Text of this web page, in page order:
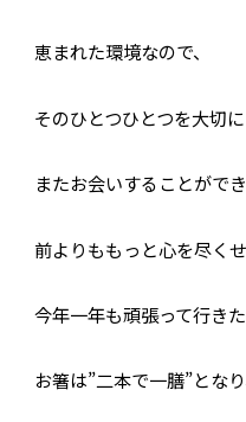
恵まれた環境なので、
そのひとつひとつを大切
またお会いすることがで
前よりももっと心を尽く
今年一年も頑張って行き
お箸は”二本で一膳”とな